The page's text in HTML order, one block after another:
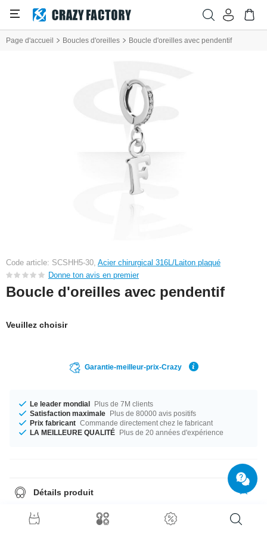
Page d'accueil Boucles d'oreilles Boucle d'oreilles avec pendentif
Code article: SCSHH5-30, Acier chirurgical 316L/Laiton plaqué
Donne ton avis en premier
Boucle d'oreilles avec pendentif
Veuillez choisir
Garantie-meilleur-prix-Crazy
Le leader mondial Plus de 7M clients
Satisfaction maximale Plus de 80000 avis positifs
Prix fabricant Commande directement chez le fabricant
LA MEILLEURE QUALITÉ Plus de 20 années d'expérience
Détails produit
color is Crystal which makes it the ideal companion. Un beau piercing
d'une qualité irréprochable à un prix imbattable tout frais sorti de notre